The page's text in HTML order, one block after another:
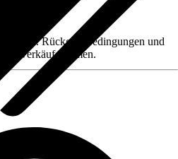
z. B. Rückgabebedingungen und
Verkäufernamen.